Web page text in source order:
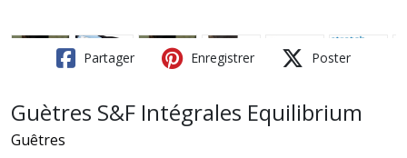
Partager Enregistrer Poster
Guètres S&F Intégrales Equilibrium
Guêtres